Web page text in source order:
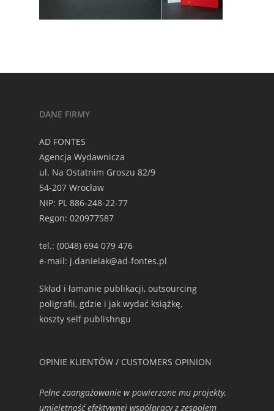
DANE FIRMY
AD FONTES
Agencja Wydawnicza
ul. Na Ostatnim Groszu 82/9
54-207 Wrocław
NIP: PL 886-248-22-77
Regon: 020977587
tel.: (0048) 694 079 476
e-mail: j.danielak@ad-fontes.pl
Skład i łamanie publikacji, outsourcing
poligrafii, gdzie i jak wydać książkę,
koszty self publishngu
OPINIE KLIENTÓW / CUSTOMERS OPINION
Pełne zaangażowanie w powierzone mu projekty,
umiejętność efektywnej współpracy z zespołem